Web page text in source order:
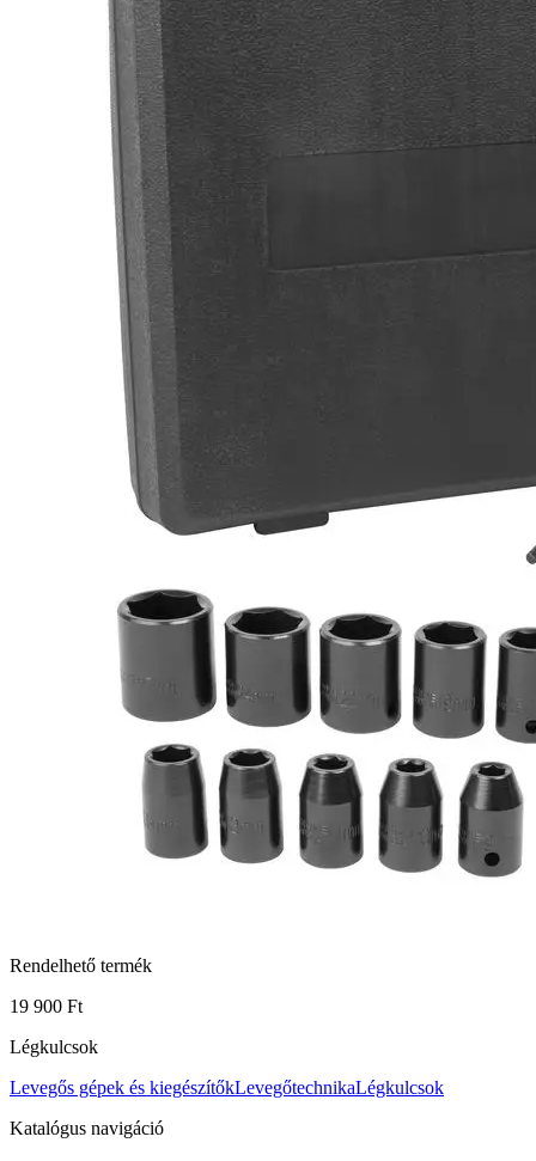
Rendelhető termék
19 900 Ft
Légkulcsok
Levegős gépek és kiegészítőkLevegőtechnikaLégkulcsok
Katalógus navigáció